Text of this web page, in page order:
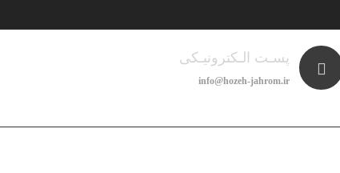
پسـت الـکترونیـکی
info@hozeh-jahrom.ir